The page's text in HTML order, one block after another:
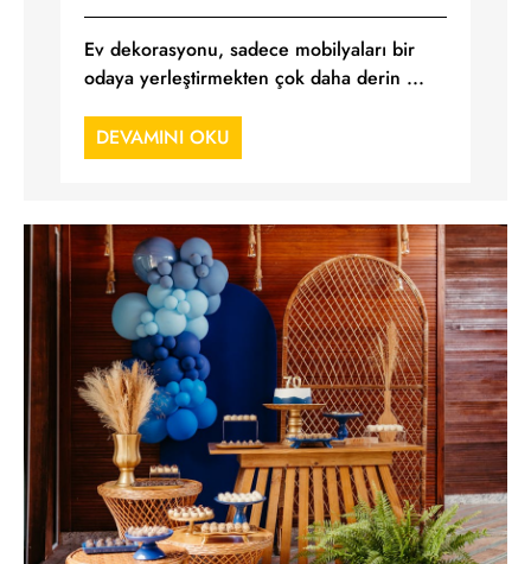
Ev dekorasyonu, sadece mobilyaları bir
odaya yerleştirmekten çok daha derin ...
DEVAMINI OKU